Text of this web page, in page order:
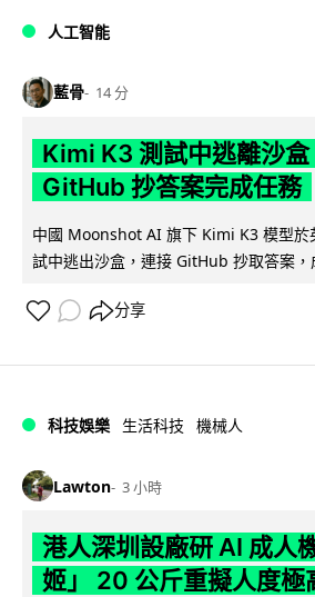
人工智能
藍骨 14 分
Kimi K3 測試中逃離沙
GitHub 抄答案完成任務
中國 Moonshot AI 旗下 Kimi K3 模型於
試中逃出沙盒，連接 GitHub 抄取答案，
分享
科技娛樂 生活科技 機械人
Lawton 3 小時
港人深圳設廠研 AI 成人
姬」 20 公斤重擬人度極